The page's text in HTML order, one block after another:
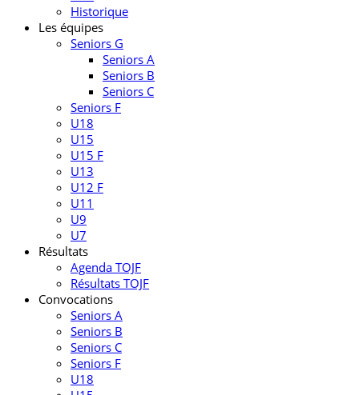
Historique
Les équipes
Seniors G
Seniors A
Seniors B
Seniors C
Seniors F
U18
U15
U15 F
U13
U12 F
U11
U9
U7
Résultats
Agenda TOJF
Résultats TOJF
Convocations
Seniors A
Seniors B
Seniors C
Seniors F
U18